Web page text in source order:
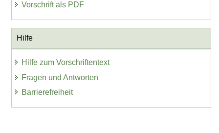
Vorschrift als PDF
Hilfe
Hilfe zum Vorschriftentext
Fragen und Antworten
Barrierefreiheit